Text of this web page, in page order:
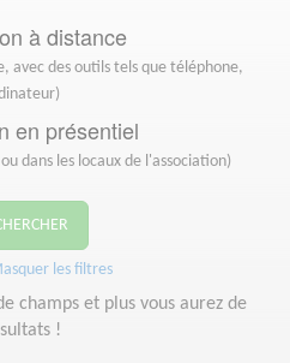
à distance
avec des outils tels que téléphone,
en présentiel
dans les locaux de l'association)
les filtres
champs et plus vous aurez de
!